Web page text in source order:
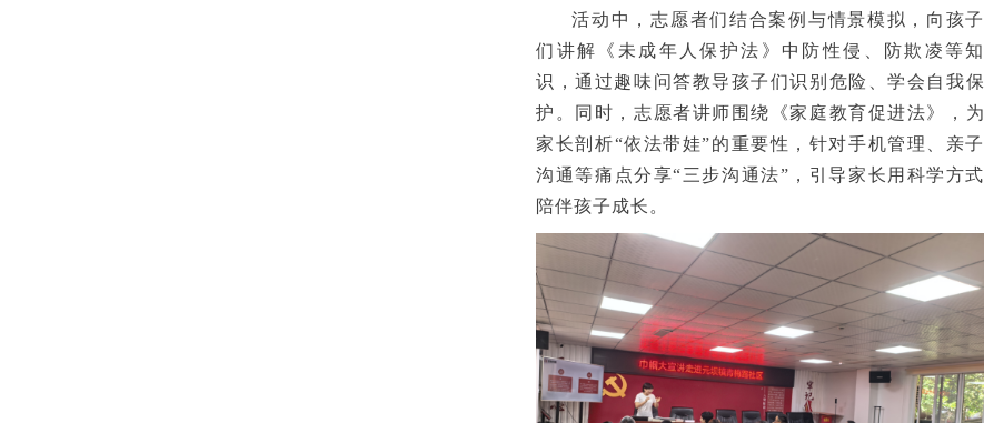
活动中，志愿者们结合案例与情景模拟，向孩子
们讲解《未成年人保护法》中防性侵、防欺凌等知
识，通过趣味问答教导孩子们识别危险、学会自我保
护。同时，志愿者讲师围绕《家庭教育促进法》，为
家长剖析“依法带娃”的重要性，针对手机管理、亲子
沟通等痛点分享“三步沟通法”，引导家长用科学方式
陪伴孩子成长。